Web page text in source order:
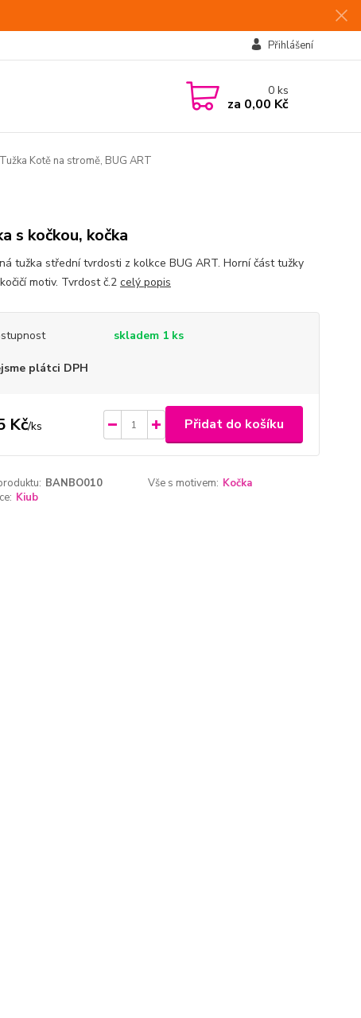
Přihlášení
0ks
za 0,00 Kč
Tužka Kotě na stromě, BUG ART
s kočkou, kočka
tužka střední tvrdosti z kolkce BUG ART. Horní část tužky
motiv. Tvrdost č.2 celý popis
skladem 1 ks
plátci DPH
Kč/ks Přidat do košíku
BANBO010 Vše s motivem: Kočka
Kiub